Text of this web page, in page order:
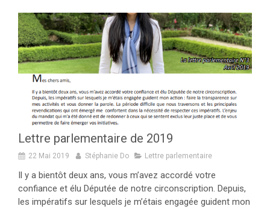
Lettre parlementaire de 2019
22 Mai 2019 Stéphanie Do Lettre parlementaire
Il y a bientôt deux ans, vous m’avez accordé votre
confiance et élu Députée de notre circonscription. Depuis,
les impératifs sur lesquels je m’étais engagée guident mon